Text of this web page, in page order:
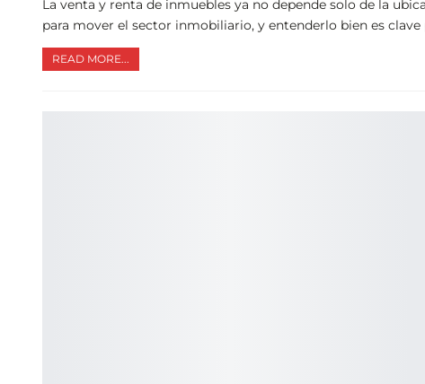
La venta y renta de inmuebles ya no depende solo de la
para mover el sector inmobiliario, y entenderlo bien es
READ MORE...